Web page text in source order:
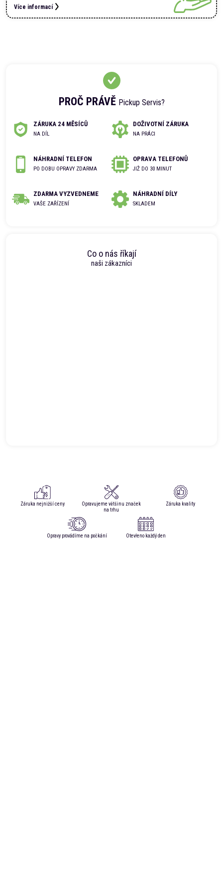
PROČ PRÁVĚ Pickup Servis?
ZÁRUKA 24 MĚSÍCŮ
NA DÍL
DOŽIVOTNÍ ZÁRUKA
NA PRÁCI
NÁHRADNÍ TELEFON
PO DOBU OPRAVY ZDARMA
OPRAVA TELEFONŮ
JIŽ DO 30 MINUT
ZDARMA VYZVEDNEME
VAŠE ZAŘÍZENÍ
NÁHRADNÍ DÍLY
SKLADEM
Co o nás říkají
naši zákazníci
Více informací
Záruka nejnižší ceny
Opravujeme většinu značek
na trhu
Záruka kvality
Opravy provádíme na počkání Otevřeno každý den